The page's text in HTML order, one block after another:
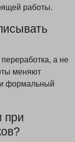
работы.
а не
меняют
формальный
при